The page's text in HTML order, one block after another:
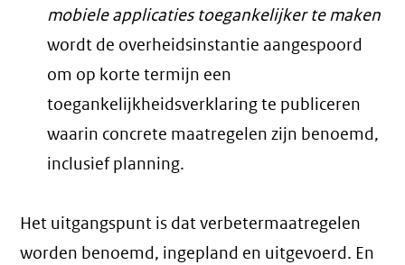
mobiele applicaties toegankelijker te maken
wordt de overheidsinstantie aangespoord
om op korte termijn een
toegankelijkheidsverklaring te publiceren
waarin concrete maatregelen zijn benoemd,
inclusief planning.
Het uitgangspunt is dat verbetermaatregelen
worden benoemd, ingepland en uitgevoerd. En